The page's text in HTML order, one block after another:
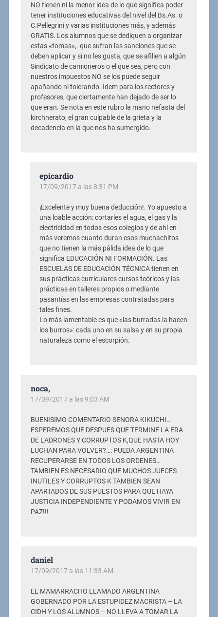
NO tienen ni la menor idea de lo que significa poder
tener instituciones educativas del nivel del Bs.As. o
C.Pellegrini y varias instituciones más, y además
GRATIS. Los alumnos que se dediquen a organizar
estas «tomas»,. que sufran las sanciones que se
deben aplicar y si no les gusta, que se afilien a algún
Sindicato de camioneros o el que sea, pero con
nuestros impuestos NO se los puede seguir
apañando ni tolerando. Idem para los rectores y
profesores, que ciertamente han dejado de ser lo
que eran. Se nota en este rubro la mano nefasta del
kirchnerato, el gran culpable de la grieta y la
decadencia en la que nos ha sumergido.
epicardio
17/09/2017 a las 8:31 PM
¡Excelente y muy buena deducción!. Yo apuesto a
una loable acción: cortarles el agua, el gas y la
electricidad en todos esos colegios y de ahí en
más veremos cuanto duran esos muchachitos
que no tienen la más pálida idea de lo que
significa EDUCACIÓN NI FORMACIÓN. Las
ESCUELAS DE EDUCACIÓN TÉCNICA tienen en
sus prácticas curriculares cursos teóricos y las
prácticas en talleres propios o mediante
pasantías en las empresas contratadas para
tales fines.
Lo más lamentable es que «las burradas la hacen
los burros»: cada uno en su salsa y en su propia
naturaleza como el escorpión.
noca,
17/09/2017 a las 9:03 AM
BUENISIMO COMENTARIO SENORA KIKUCHI…
ESPEREMOS QUE DESPUES QUE TERMINE LA ERA
DE LADRONES Y CORRUPTOS K,QUE HASTA HOY
LUCHAN PARA VOLVER?…: PUEDA ARGENTINA
RECUPERARSE EN TODOS LOS ORDENES…
TAMBIEN ES NECESARIO QUE MUCHOS JUECES
INUTILES Y CORRUPTOS K TAMBIEN SEAN
APARTADOS DE SUS PUESTOS PARA QUE HAYA
JUSTICIA INDEPENDIENTE Y PODAMOS VIVIR EN
PAZ!!!
daniel
17/09/2017 a las 11:33 AM
EL MAMARRACHO LLAMADO ARGENTINA
GOBERNADO POR LA ESTUPIDEZ MACRISTA – LA
CIDH Y LOS ALUMNOS – NO LLEVA A TOMAR LA